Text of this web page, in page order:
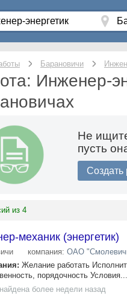
Барановичи
Инженер-
Не
пусть
Создать
из 4
механик (энергетик)
компания: ОАО
Желание работать
порядочность Условия...
более недели назад